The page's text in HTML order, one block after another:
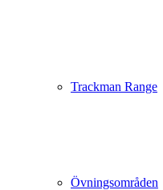
Trackman Range
Övningsområden